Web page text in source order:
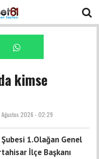
kimse
2026 - 02:29
Şubesi 1.Olağan Genel
İlçe Başkanı